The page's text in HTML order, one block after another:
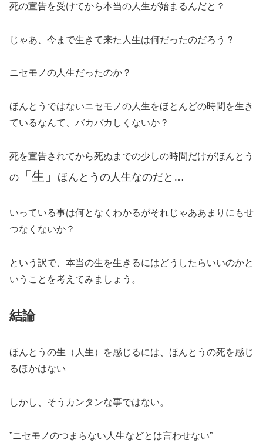
死の宣告を受けてから本当の人生が始まるんだと？
じゃあ、今まで生きて来た人生は何だったのだろう？
ニセモノの人生だったのか？
ほんとうではないニセモノの人生をほとんどの時間を生き
ているなんて、バカバカしくないか？
死を宣告されてから死ぬまでの少しの時間だけがほんとう
の 「生」 ほんとうの人生なのだと…
いっている事は何となくわかるがそれじゃああまりにもせ
つなくないか？
という訳で、本当の生を生きるにはどうしたらいいのかと
いうことを考えてみましょう。
結論
ほんとうの生（人生）を感じるには、ほんとうの死を感じ
るほかはない
しかし、そうカンタンな事ではない。
”ニセモノのつまらない人生などとは言わせない”